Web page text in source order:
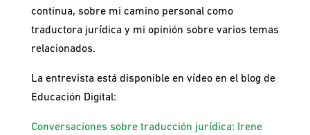
continua, sobre mi camino personal como
traductora jurídica y mi opinión sobre varios temas
relacionados.
La entrevista está disponible en vídeo en el blog de
Educación Digital:
Conversaciones sobre traducción jurídica: Irene